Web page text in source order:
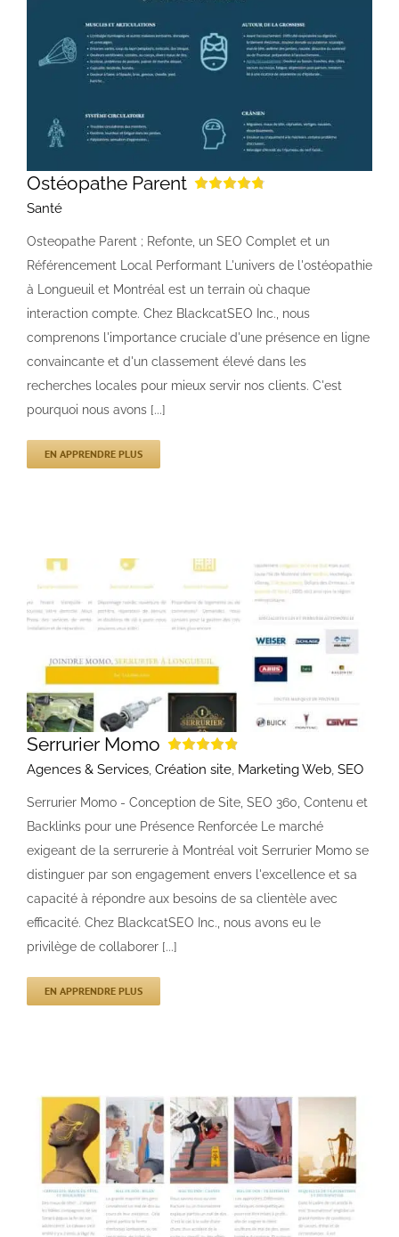
Ostéopathe Parent
Santé
Osteopathe Parent ; Refonte, un SEO Complet et un
Référencement Local Performant L'univers de l'ostéopathie
à Longueuil et Montréal est un terrain où chaque
interaction compte. Chez BlackcatSEO Inc., nous
comprenons l'importance cruciale d'une présence en ligne
convaincante et d'un classement élevé dans les
recherches locales pour mieux servir nos clients. C'est
pourquoi nous avons [...]
EN APPRENDRE PLUS
Serrurier Momo
Agences & Services, Création site, Marketing Web, SEO
Serrurier Momo - Conception de Site, SEO 360, Contenu et
Backlinks pour une Présence Renforcée Le marché
exigeant de la serrurerie à Montréal voit Serrurier Momo se
distinguer par son engagement envers l'excellence et sa
capacité à répondre aux besoins de sa clientèle avec
efficacité. Chez BlackcatSEO Inc., nous avons eu le
privilège de collaborer [...]
EN APPRENDRE PLUS